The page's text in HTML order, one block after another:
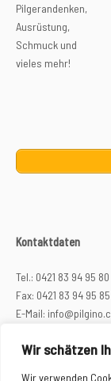
Wir schätzen
Wir verwenden
Pilgerandenken,
Ausrüstung,
Schmuck und
vieles mehr!
Kontaktdaten
Tel.: 0421 83 94 95 80
Fax: 0421 83 94 95 85
E-Mail:
Telefonische